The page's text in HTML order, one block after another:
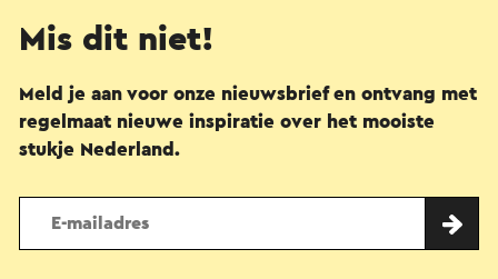
Mis dit niet!
Meld je aan voor onze nieuwsbrief en ontvang met
regelmaat nieuwe inspiratie over het mooiste
stukje Nederland.